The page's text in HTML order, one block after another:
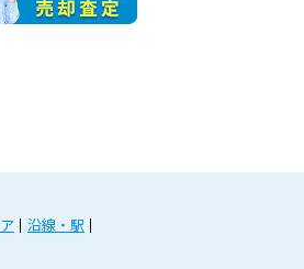
沿線・駅